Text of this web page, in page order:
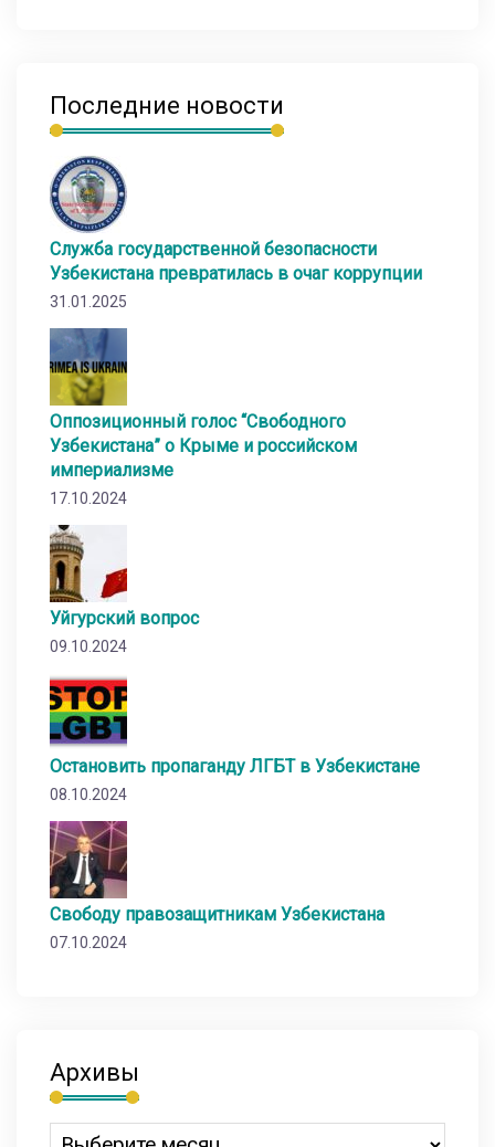
Последние новости
Служба государственной безопасности
Узбекистана превратилась в очаг коррупции
31.01.2025
Оппозиционный голос “Свободного
Узбекистана” о Крыме и российском
империализме
17.10.2024
Уйгурский вопрос
09.10.2024
Остановить пропаганду ЛГБТ в Узбекистане
08.10.2024
Свободу правозащитникам Узбекистана
07.10.2024
Архивы